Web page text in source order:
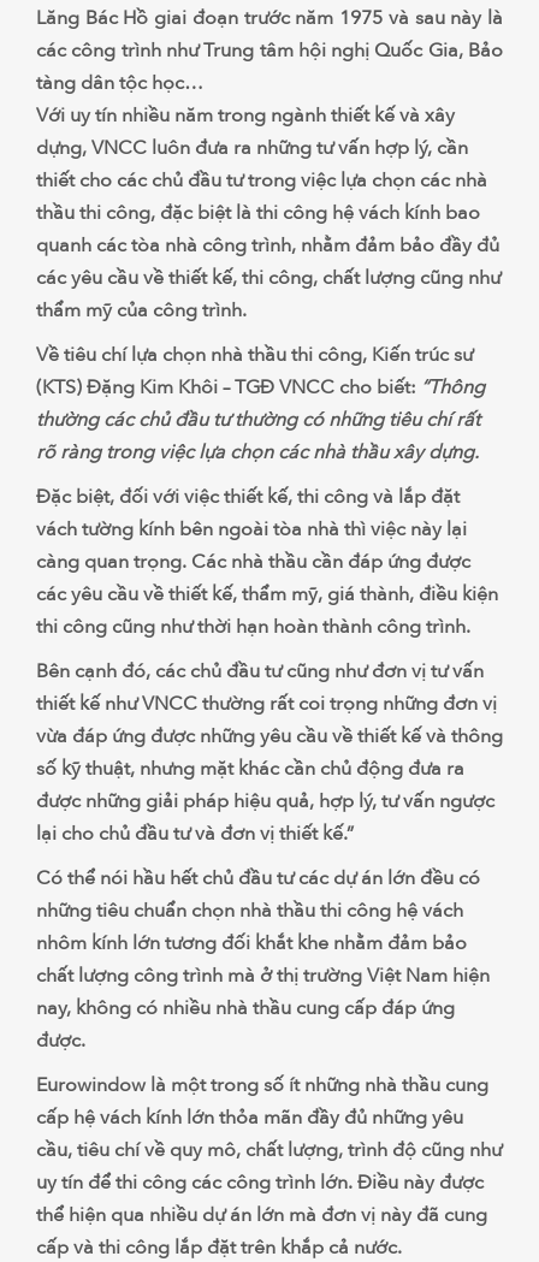
Lăng Bác Hồ giai đoạn trước năm 1975 và sau này là
các công trình như Trung tâm hội nghị Quốc Gia, Bảo
tàng dân tộc học…
Với uy tín nhiều năm trong ngành thiết kế và xây
dựng, VNCC luôn đưa ra những tư vấn hợp lý, cần
thiết cho các chủ đầu tư trong việc lựa chọn các nhà
thầu thi công, đặc biệt là thi công hệ vách kính bao
quanh các tòa nhà công trình, nhằm đảm bảo đầy đủ
các yêu cầu về thiết kế, thi công, chất lượng cũng như
thẩm mỹ của công trình.
Về tiêu chí lựa chọn nhà thầu thi công, Kiến trúc sư
(KTS) Đặng Kim Khôi – TGĐ VNCC cho biết: “Thông
thường các chủ đầu tư thường có những tiêu chí rất
rõ ràng trong việc lựa chọn các nhà thầu xây dựng.
Đặc biệt, đối với việc thiết kế, thi công và lắp đặt
vách tường kính bên ngoài tòa nhà thì việc này lại
càng quan trọng. Các nhà thầu cần đáp ứng được
các yêu cầu về thiết kế, thẩm mỹ, giá thành, điều kiện
thi công cũng như thời hạn hoàn thành công trình.
Bên cạnh đó, các chủ đầu tư cũng như đơn vị tư vấn
thiết kế như VNCC thường rất coi trọng những đơn vị
vừa đáp ứng được những yêu cầu về thiết kế và thông
số kỹ thuật, nhưng mặt khác cần chủ động đưa ra
được những giải pháp hiệu quả, hợp lý, tư vấn ngược
lại cho chủ đầu tư và đơn vị thiết kế.”
Có thể nói hầu hết chủ đầu tư các dự án lớn đều có
những tiêu chuẩn chọn nhà thầu thi công hệ vách
nhôm kính lớn tương đối khắt khe nhằm đảm bảo
chất lượng công trình mà ở thị trường Việt Nam hiện
nay, không có nhiều nhà thầu cung cấp đáp ứng
được.
Eurowindow là một trong số ít những nhà thầu cung
cấp hệ vách kính lớn thỏa mãn đầy đủ những yêu
cầu, tiêu chí về quy mô, chất lượng, trình độ cũng như
uy tín để thi công các công trình lớn. Điều này được
thể hiện qua nhiều dự án lớn mà đơn vị này đã cung
cấp và thi công lắp đặt trên khắp cả nước.